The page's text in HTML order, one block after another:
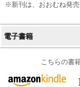
※新刊は、おおむね発
電子書籍
こちらの書